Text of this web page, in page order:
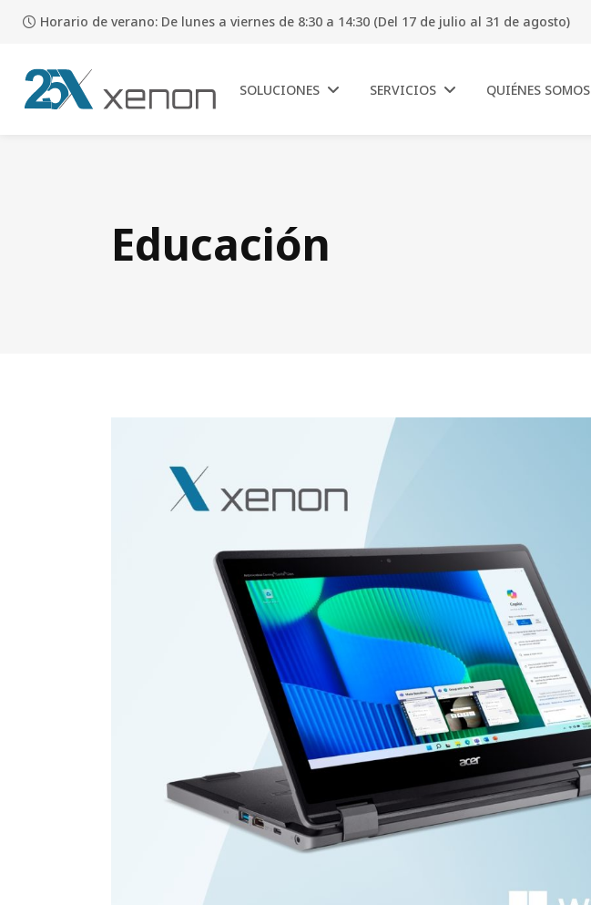
Horario de verano: De lunes a viernes de 8:30 a 14:30 (Del 17 de julio al 31 de agosto)
SOLUCIONES SERVICIOS QUIÉNES SOMOS
Educación